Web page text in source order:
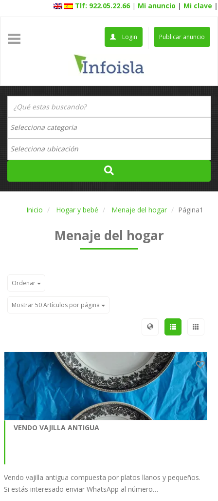
Tlf: 922.05.22.66 | Mi anuncio | Mi clave |
Publicar anuncio
Login
Inicio Hogar y bebé Menaje del hogar Página1
Menaje del hogar
Ordenar
Mostrar 50 Artículos por página
VENDO VAJILLA ANTIGUA
Vendo vajilla antigua compuesta por platos llanos y pequeños.
Si estás interesado enviar WhatsApp al número…